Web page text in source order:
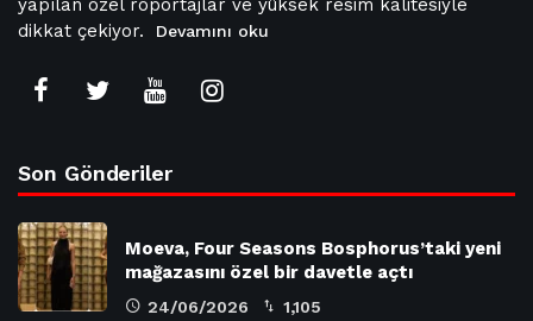
yapılan özel röportajlar ve yüksek resim kalitesiyle
dikkat çekiyor.
Devamını oku
Son Gönderiler
Moeva, Four Seasons Bosphorus’taki yeni
mağazasını özel bir davetle açtı
24/06/2026 1,105